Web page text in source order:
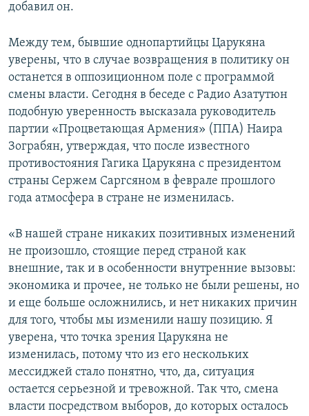
добавил он.
Между тем, бывшие однопартийцы Царукяна
уверены, что в случае возвращения в политику он
останется в оппозиционном поле с программой
смены власти. Сегодня в беседе с Радио Азатутюн
подобную уверенность высказала руководитель
партии «Процветающая Армения» (ППА) Наира
Зограбян, утверждая, что после известного
противостояния Гагика Царукяна с президентом
страны Сержем Саргсяном в феврале прошлого
года атмосфера в стране не изменилась.
«В нашей стране никаких позитивных изменений
не произошло, стоящие перед страной как
внешние, так и в особенности внутренние вызовы:
экономика и прочее, не только не были решены, но
и еще больше осложнились, и нет никаких причин
для того, чтобы мы изменили нашу позицию. Я
уверена, что точка зрения Царукяна не
изменилась, потому что из его нескольких
мессиджей стало понятно, что, да, ситуация
остается серьезной и тревожной. Так что, смена
власти посредством выборов, до которых осталось